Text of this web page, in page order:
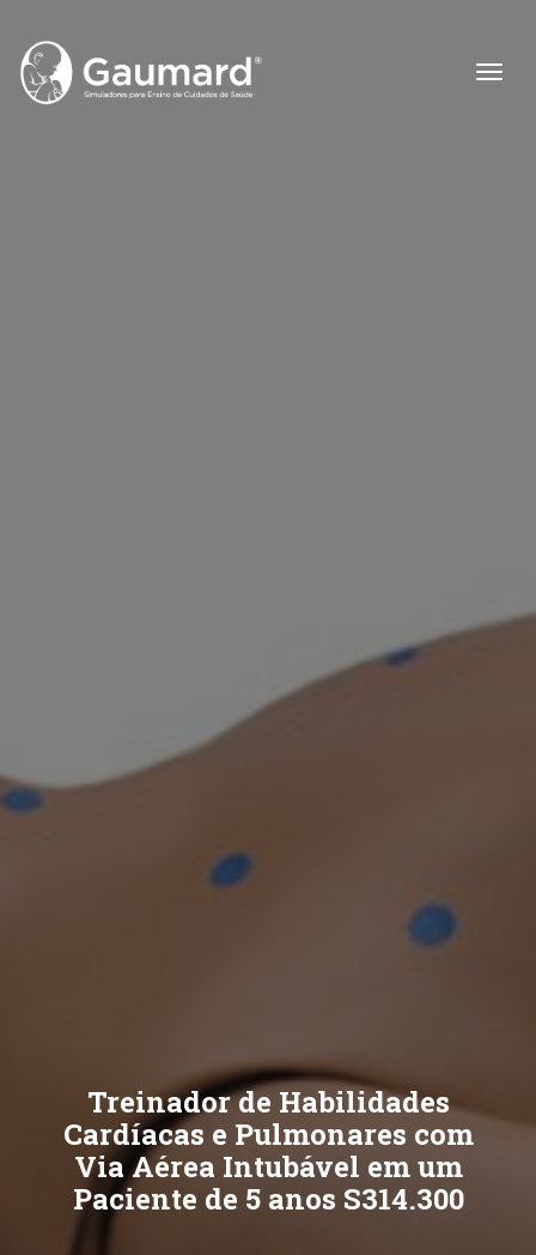
Treinador de Habilidades
Cardíacas e Pulmonares com
Via Aérea Intubável em um
Paciente de 5 anos S314.300